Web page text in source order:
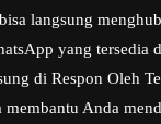
langsung
yang tersedia
di Respon Oleh
membantu Anda